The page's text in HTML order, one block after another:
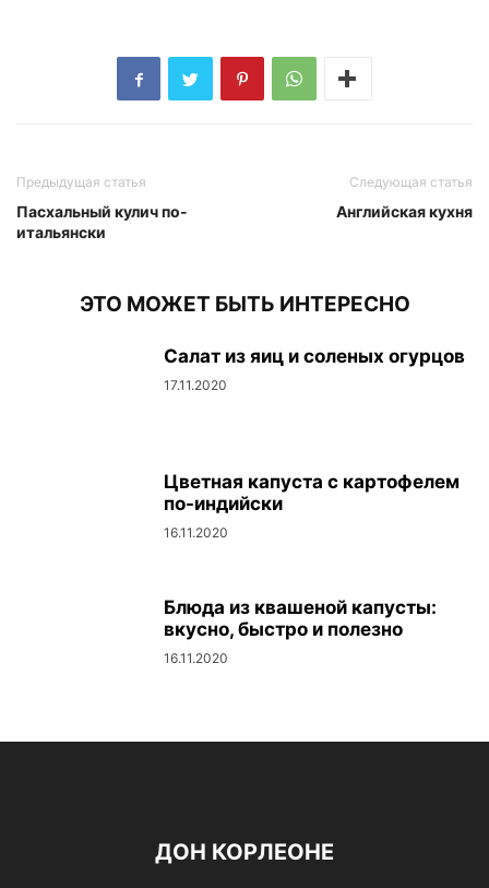
Предыдущая статья
Пасхальный кулич по-
итальянски
Следующая статья
Английская кухня
ЭТО МОЖЕТ БЫТЬ ИНТЕРЕСНО
Салат из яиц и соленых огурцов
17.11.2020
Цветная капуста с картофелем
по-индийски
16.11.2020
Блюда из квашеной капусты:
вкусно, быстро и полезно
16.11.2020
ДОН КОРЛЕОНЕ